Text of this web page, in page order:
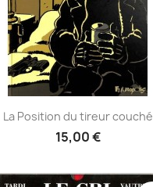
Aperçu rapide
La Position du tireur couché
15,00 €